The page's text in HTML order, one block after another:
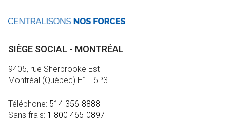
SIÈGE SOCIAL - MONTRÉAL
9405, rue Sherbrooke Est
Montréal (Québec) H1L 6P3
Téléphone: 514 356-8888
Sans frais: 1 800 465-0897